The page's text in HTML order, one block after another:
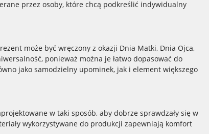
przez osoby, które chcą podkreślić indywidualny
może być wręczony z okazji Dnia Matki, Dnia Ojca,
ponieważ można je łatwo dopasować do
jako samodzielny upominek, jak i element większego
w taki sposób, aby dobrze sprawdzały się w
wykorzystywane do produkcji zapewniają komfort